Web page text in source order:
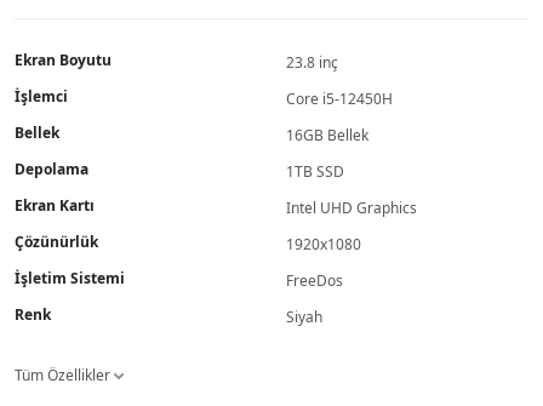
Ekran Boyutu
23.8 inç
İşlemci
Core i5-12450H
Bellek
16GB Bellek
Depolama
1TB SSD
Ekran Kartı
Intel UHD Graphics
Çözünürlük
1920x1080
İşletim Sistemi
FreeDos
Renk
Siyah
Tüm Özellikler